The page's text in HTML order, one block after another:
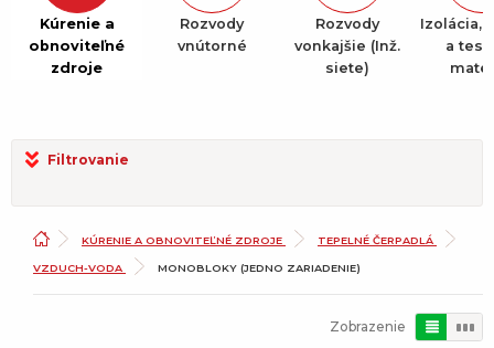
Kúrenie a
obnoviteľné
zdroje
Rozvody
vnútorné
Rozvody
vonkajšie (Inž.
siete)
Izolácia,
a
Filtrovanie
KÚRENIE A OBNOVITEĽNÉ ZDROJE TEPELNÉ ČERPADLÁ
VZDUCH-VODA MONOBLOKY (JEDNO ZARIADENIE)
Zobrazenie